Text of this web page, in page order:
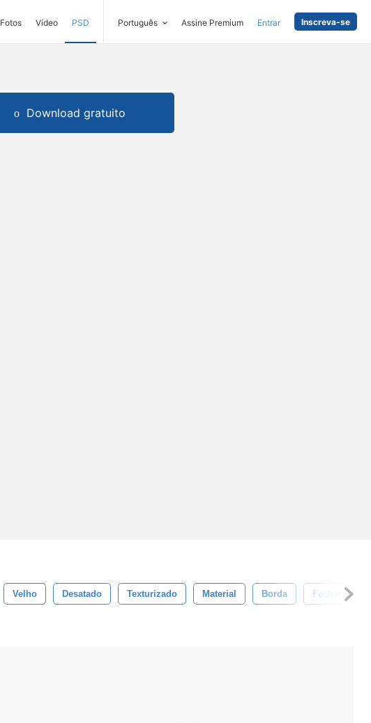
Fotos Vídeo PSD Português Assine Premium Entrar Inscreva-se
Download gratuito
Velho Desatado Texturizado Material Borda Fechar-Se